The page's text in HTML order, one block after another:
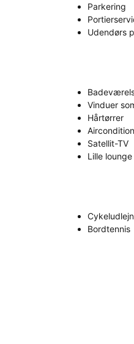
Parkering
Udendørs
Vinduer
Hårtørrer
Aircondition
Satellit-TV
Lille lounge
Bordtennis